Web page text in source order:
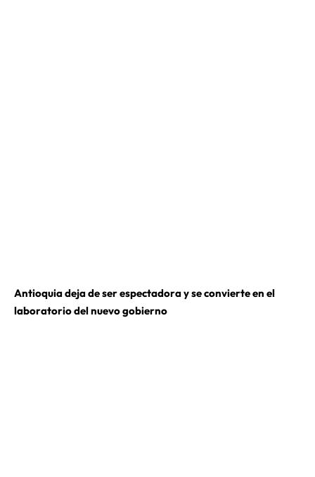
Antioquia deja de ser espectadora y se convierte en el
laboratorio del nuevo gobierno